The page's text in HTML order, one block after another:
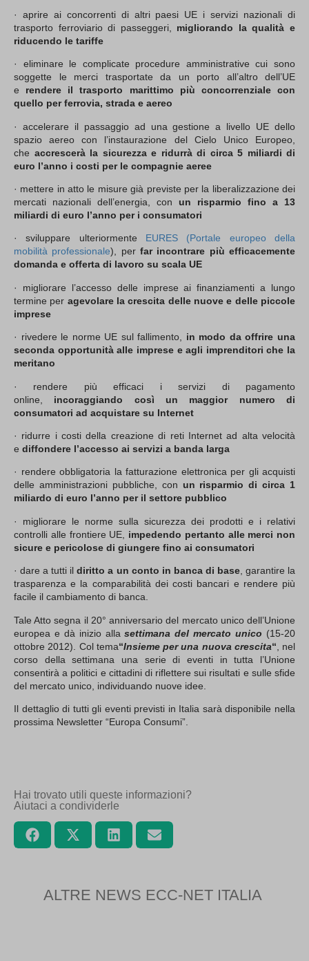
· aprire ai concorrenti di altri paesi UE i servizi nazionali di
trasporto ferroviario di passeggeri, migliorando la qualità e
riducendo le tariffe
· eliminare le complicate procedure amministrative cui sono
soggette le merci trasportate da un porto all’altro dell’UE
e rendere il trasporto marittimo più concorrenziale con
quello per ferrovia, strada e aereo
· accelerare il passaggio ad una gestione a livello UE dello
spazio aereo con l’instaurazione del Cielo Unico Europeo,
che accrescerà la sicurezza e ridurrà di circa 5 miliardi di
euro l’anno i costi per le compagnie aeree
· mettere in atto le misure già previste per la liberalizzazione dei
mercati nazionali dell’energia, con un risparmio fino a 13
miliardi di euro l’anno per i consumatori
· sviluppare ulteriormente EURES (Portale europeo della
mobilità professionale), perfar incontrare più efficacemente
domanda e offerta di lavoro su scala UE
· migliorare l’accesso delle imprese ai finanziamenti a lungo
termine per agevolare la crescita delle nuove e delle piccole
imprese
· rivedere le norme UE sul fallimento, in modo da offrire una
seconda opportunità alle imprese e agli imprenditori che la
meritano
· rendere più efficaci i servizi di pagamento
online, incoraggiando così un maggior numero di
consumatori ad acquistare su Internet
· ridurre i costi della creazione di reti Internet ad alta velocità
e diffondere l’accesso ai servizi a banda larga
· rendere obbligatoria la fatturazione elettronica per gli acquisti
delle amministrazioni pubbliche, con un risparmio di circa 1
miliardo di euro l’anno per il settore pubblico
· migliorare le norme sulla sicurezza dei prodotti e i relativi
controlli alle frontiere UE, impedendo pertanto alle merci non
sicure e pericolose di giungere fino ai consumatori
· dare a tutti ildiritto a un conto in banca di base, garantire la
trasparenza e la comparabilità dei costi bancari e rendere più
facile il cambiamento di banca.
Tale Atto segna il 20° anniversario del mercato unico dell’Unione
europea e dà inizio allasettimana del mercato unico (15-20
ottobre 2012). Col tema“Insieme per una nuova crescita“ , nel
corso della settimana una serie di eventi in tutta l’Unione
consentirà a politici e cittadini di riflettere sui risultati e sulle sfide
del mercato unico, individuando nuove idee.
Il dettaglio di tutti gli eventi previsti in Italia sarà disponibile nella
prossima Newsletter “Europa Consumi”.
Hai trovato utili queste informazioni?
Aiutaci a condividerle
ALTRE NEWS ECC-NET ITALIA